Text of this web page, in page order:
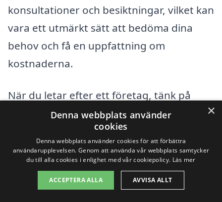
konsultationer och besiktningar, vilket kan
vara ett utmärkt sätt att bedöma dina
behov och få en uppfattning om
kostnaderna.
När du letar efter ett företag, tänk på
följande faktorer:
Erfarenhet:Se till att företaget har en
dokumenterad erfarenhet av
installation av bergvärmesystem.
×
Denna webbplats använder
cookies
Denna webbplats använder cookies för att förbättra
användarupplevelsen. Genom att använda vår webbplats samtycker
du till alla cookies i enlighet med vår cookiepolicy. Läs mer
ACCEPTERA ALLA AVVISA ALLT